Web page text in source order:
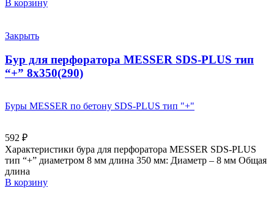
В корзину
Закрыть
Бур для перфоратора MESSER SDS-PLUS тип
“+” 8х350(290)
Буры MESSER по бетону SDS-PLUS тип "+"
592 ₽
Характеристики бура для перфоратора MESSER SDS-PLUS
тип “+” диаметром 8 мм длина 350 мм: Диаметр – 8 мм Общая
длина
В корзину